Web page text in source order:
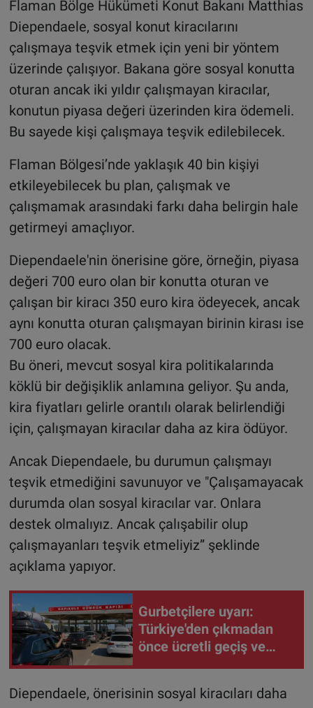
Flaman Bölge Hükümeti Konut Bakanı Matthias
Diependaele, sosyal konut kiracılarını
çalışmaya teşvik etmek için yeni bir yöntem
üzerinde çalışıyor. Bakana göre sosyal konutta
oturan ancak iki yıldır çalışmayan kiracılar,
konutun piyasa değeri üzerinden kira ödemeli.
Bu sayede kişi çalışmaya teşvik edilebilecek.
Flaman Bölgesi’nde yaklaşık 40 bin kişiyi
etkileyebilecek bu plan, çalışmak ve
çalışmamak arasındaki farkı daha belirgin hale
getirmeyi amaçlıyor.
Diependaele'nin önerisine göre, örneğin, piyasa
değeri 700 euro olan bir konutta oturan ve
çalışan bir kiracı 350 euro kira ödeyecek, ancak
aynı konutta oturan çalışmayan birinin kirası ise
700 euro olacak.
Bu öneri, mevcut sosyal kira politikalarında
köklü bir değişiklik anlamına geliyor. Şu anda,
kira fiyatları gelirle orantılı olarak belirlendiği
için, çalışmayan kiracılar daha az kira ödüyor.
Ancak Diependaele, bu durumun çalışmayı
teşvik etmediğini savunuyor ve "Çalışamayacak
durumda olan sosyal kiracılar var. Onlara
destek olmalıyız. Ancak çalışabilir olup
çalışmayanları teşvik etmeliyiz” şeklinde
açıklama yapıyor.
Gurbetçilere uyarı:
Türkiye'den çıkmadan
önce ücretli geçiş ve
Diependaele, önerisinin sosyal kiracıları daha